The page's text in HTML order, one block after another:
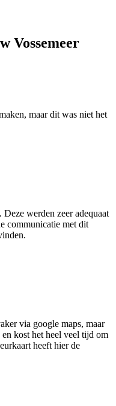
Vossemeer
maar dit was niet het
werden zeer adequaat
communicatie met dit
via google maps, maar
kost het heel veel tijd om
heeft hier de